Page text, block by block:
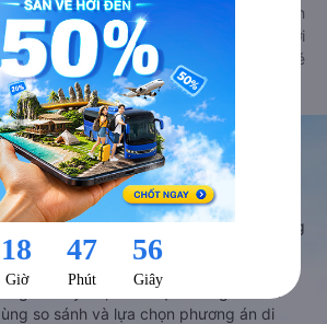
nhiều phương tiện máy bay, xe khách
của Goyolo được liên kết trực tiếp với
khách và tàu hoả, luôn đảm bảo có vé
Xe khách, Máy bay,
xe
vé đa phương tiện với hơn 3000+ nhà
tuyến đường toàn quốc, tất cả hãng
dịch vụ thuê xe máy, xe du lịch phủ
Việt Nam.
tin đầy đủ, minh bạch cùng vô vàn
so sánh và lựa chọn phương án di